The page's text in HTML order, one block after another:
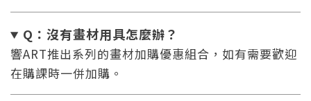
Q：沒有畫材用具怎麼辦？
響ART推出系列的畫材加購優惠組合，如有需要歡迎
在購課時一併加購。